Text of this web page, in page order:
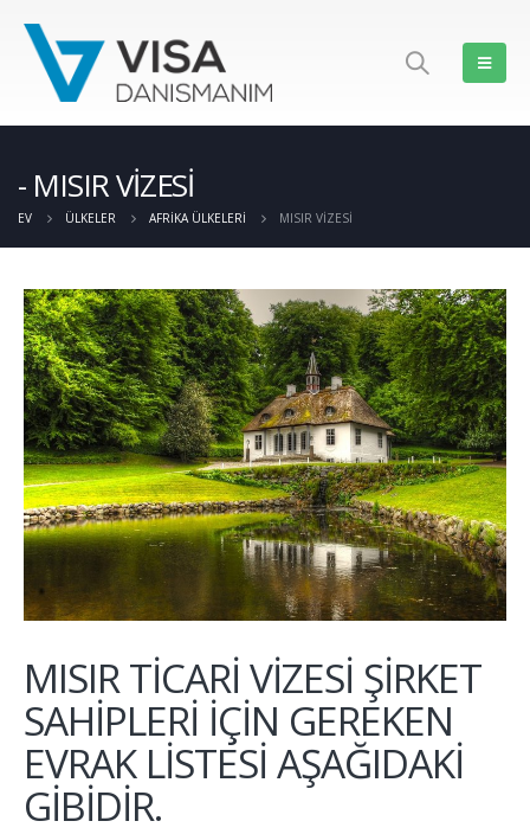
MISIR VİZESİ
EV ÜLKELER AFRIKA ÜLKELERI MISIR VİZESİ
MISIR TİCARİ VİZESİ ŞİRKET
SAHİPLERİ İÇİN GEREKEN
EVRAK LİSTESİ AŞAĞIDAKİ
GİBİDİR.